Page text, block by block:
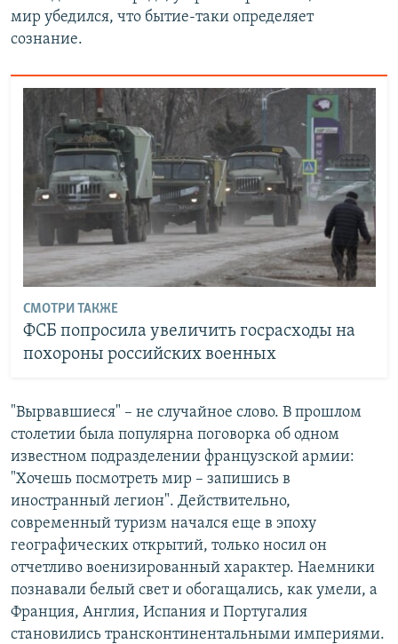
мир убедился, что бытие-таки определяет
сознание.
СМОТРИ ТАКЖЕ
ФСБ попросила увеличить госрасходы на
похороны российских военных
"Вырвавшиеся" – не случайное слово. В прошлом
столетии была популярна поговорка об одном
известном подразделении французской армии:
"Хочешь посмотреть мир – запишись в
иностранный легион". Действительно,
современный туризм начался еще в эпоху
географических открытий, только носил он
отчетливо военизированный характер. Наемники
познавали белый свет и обогащались, как умели, а
Франция, Англия, Испания и Португалия
становились трансконтинентальными империями.